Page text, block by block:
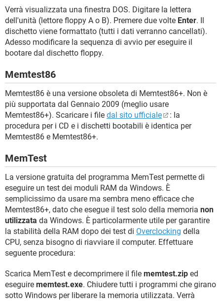
Verrà visualizzata una finestra DOS. Digitare la lettera
dell'unità (lettore floppy A o B). Premere due volte Enter. Il
dischetto viene formattato (tutti i dati verranno cancellati).
Adesso modificare la sequenza di avvio per eseguire il
bootare dal dischetto floppy.
Memtest86
Memtest86 è una versione obsoleta di Memtest86+. Non è
più supportata dal Gennaio 2009 (meglio usare
Memtest86+). Scaricare i file dal sito ufficiale
: la
procedura per i CD e i dischetti bootabili è identica per
Memtest86 e Memtest86+.
MemTest
La versione gratuita del programma MemTest permette di
eseguire un test dei moduli RAM da Windows. È
semplicissimo da usare ma sembra meno efficace che
Memtest86+, dato che esegue il test solo della memoria non
utilizzata da Windows. È particolarmente utile per garantire
la stabilità della RAM dopo dei test di Overclocking della
CPU, senza bisogno di riavviare il computer. Effettuare
seguente procedura:
Scarica MemTest e decomprimere il file memtest.zip ed
eseguire memtest.exe. Chiudere tutti i programmi che girano
sotto Windows per liberare la memoria utilizzata. Verrà